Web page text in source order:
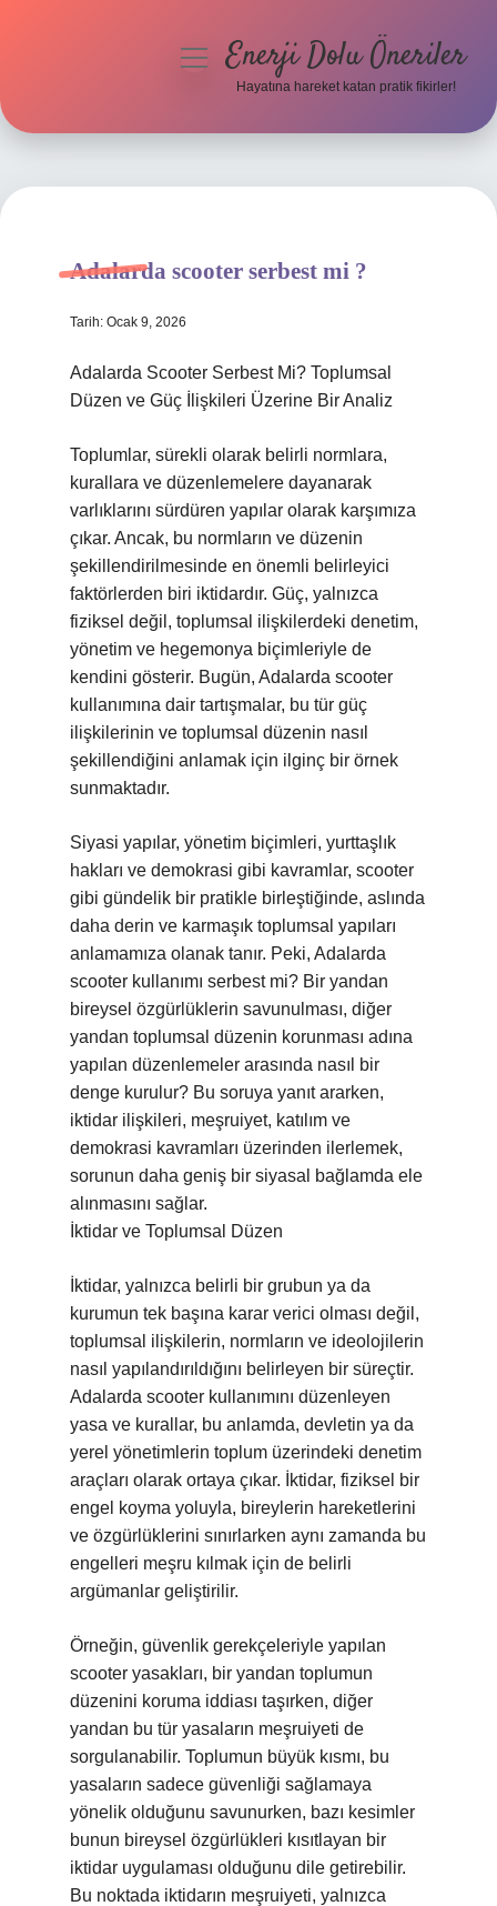
Hakkımızda
menüyüEnerji Dolu Öneriler
Hayatına hareket katan pratik fikirler!
Adalarda scooter serbest mi ?
Tarih: Ocak 9, 2026
Adalarda Scooter Serbest Mi? Toplumsal
Düzen ve Güç İlişkileri Üzerine Bir Analiz
Toplumlar, sürekli olarak belirli normlara,
kurallara ve düzenlemelere dayanarak
varlıklarını sürdüren yapılar olarak karşımıza
çıkar. Ancak, bu normların ve düzenin
şekillendirilmesinde en önemli belirleyici
faktörlerden biri iktidardır. Güç, yalnızca
fiziksel değil, toplumsal ilişkilerdeki denetim,
yönetim ve hegemonya biçimleriyle de
kendini gösterir. Bugün, Adalarda scooter
kullanımına dair tartışmalar, bu tür güç
ilişkilerinin ve toplumsal düzenin nasıl
şekillendiğini anlamak için ilginç bir örnek
sunmaktadır.
Siyasi yapılar, yönetim biçimleri, yurttaşlık
hakları ve demokrasi gibi kavramlar, scooter
gibi gündelik bir pratikle birleştiğinde, aslında
daha derin ve karmaşık toplumsal yapıları
anlamamıza olanak tanır. Peki, Adalarda
scooter kullanımı serbest mi? Bir yandan
bireysel özgürlüklerin savunulması, diğer
yandan toplumsal düzenin korunması adına
yapılan düzenlemeler arasında nasıl bir
denge kurulur? Bu soruya yanıt ararken,
iktidar ilişkileri, meşruiyet, katılım ve
demokrasi kavramları üzerinden ilerlemek,
sorunun daha geniş bir siyasal bağlamda ele
alınmasını sağlar.
İktidar ve Toplumsal Düzen
İktidar, yalnızca belirli bir grubun ya da
kurumun tek başına karar verici olması değil,
toplumsal ilişkilerin, normların ve ideolojilerin
nasıl yapılandırıldığını belirleyen bir süreçtir.
Adalarda scooter kullanımını düzenleyen
yasa ve kurallar, bu anlamda, devletin ya da
yerel yönetimlerin toplum üzerindeki denetim
araçları olarak ortaya çıkar. İktidar, fiziksel bir
engel koyma yoluyla, bireylerin hareketlerini
ve özgürlüklerini sınırlarken aynı zamanda bu
engelleri meşru kılmak için de belirli
argümanlar geliştirilir.
Örneğin, güvenlik gerekçeleriyle yapılan
scooter yasakları, bir yandan toplumun
düzenini koruma iddiası taşırken, diğer
yandan bu tür yasaların meşruiyeti de
sorgulanabilir. Toplumun büyük kısmı, bu
yasaların sadece güvenliği sağlamaya
yönelik olduğunu savunurken, bazı kesimler
bunun bireysel özgürlükleri kısıtlayan bir
iktidar uygulaması olduğunu dile getirebilir.
Bu noktada iktidarın meşruiyeti, yalnızca